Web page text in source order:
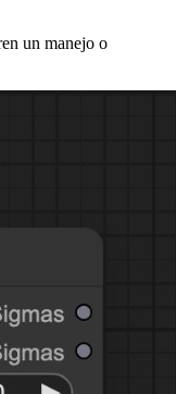
un manejo o